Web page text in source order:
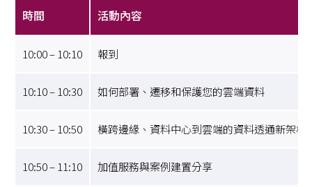
時間 活動內容
10:00 – 10:10 報到
10:10 – 10:30 如何部署、遷移和保護您的雲端資料
10:30 – 10:50 橫跨邊緣、資料中心到雲端的資料透通新架構
10:50 – 11:10 加值服務與案例建置分享